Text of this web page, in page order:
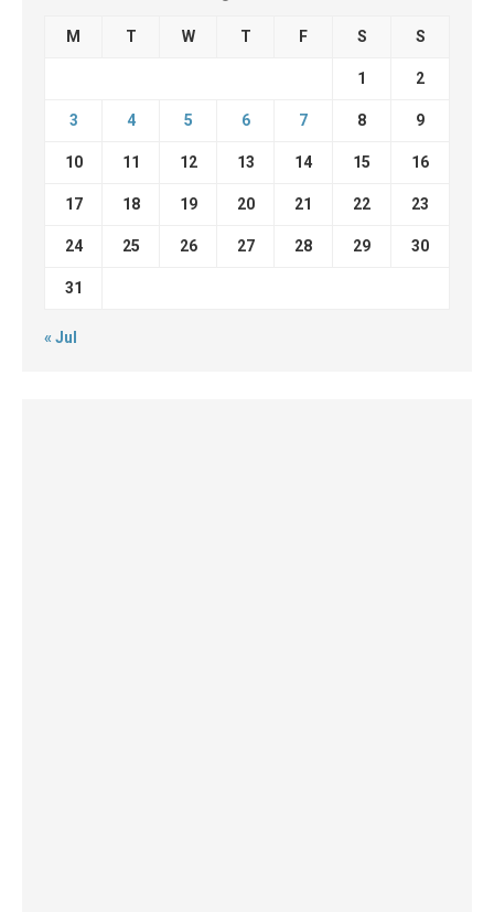
M T W T F S S
1 2
3 4 5 6 7 8 9
10 11 12 13 14 15 16
17 18 19 20 21 22 23
24 25 26 27 28 29 30
31
« Jul